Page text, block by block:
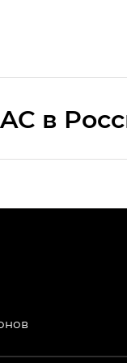
в
Ти (HYPTEC